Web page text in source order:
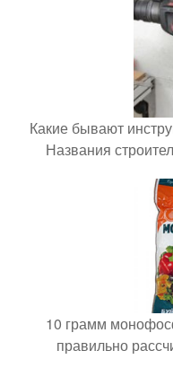
Какие бывают
Названия
10 грамм
правильно